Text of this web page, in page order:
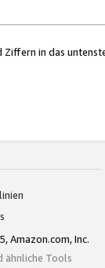
in das
Amazon.com, Inc.
ähnliche Tools